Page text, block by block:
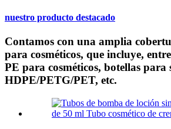
nuestro producto destacado
Contamos con una amplia
para cosméticos, que incluye,
PE para cosméticos, botellas para
HDPE/PETG/PET, etc.